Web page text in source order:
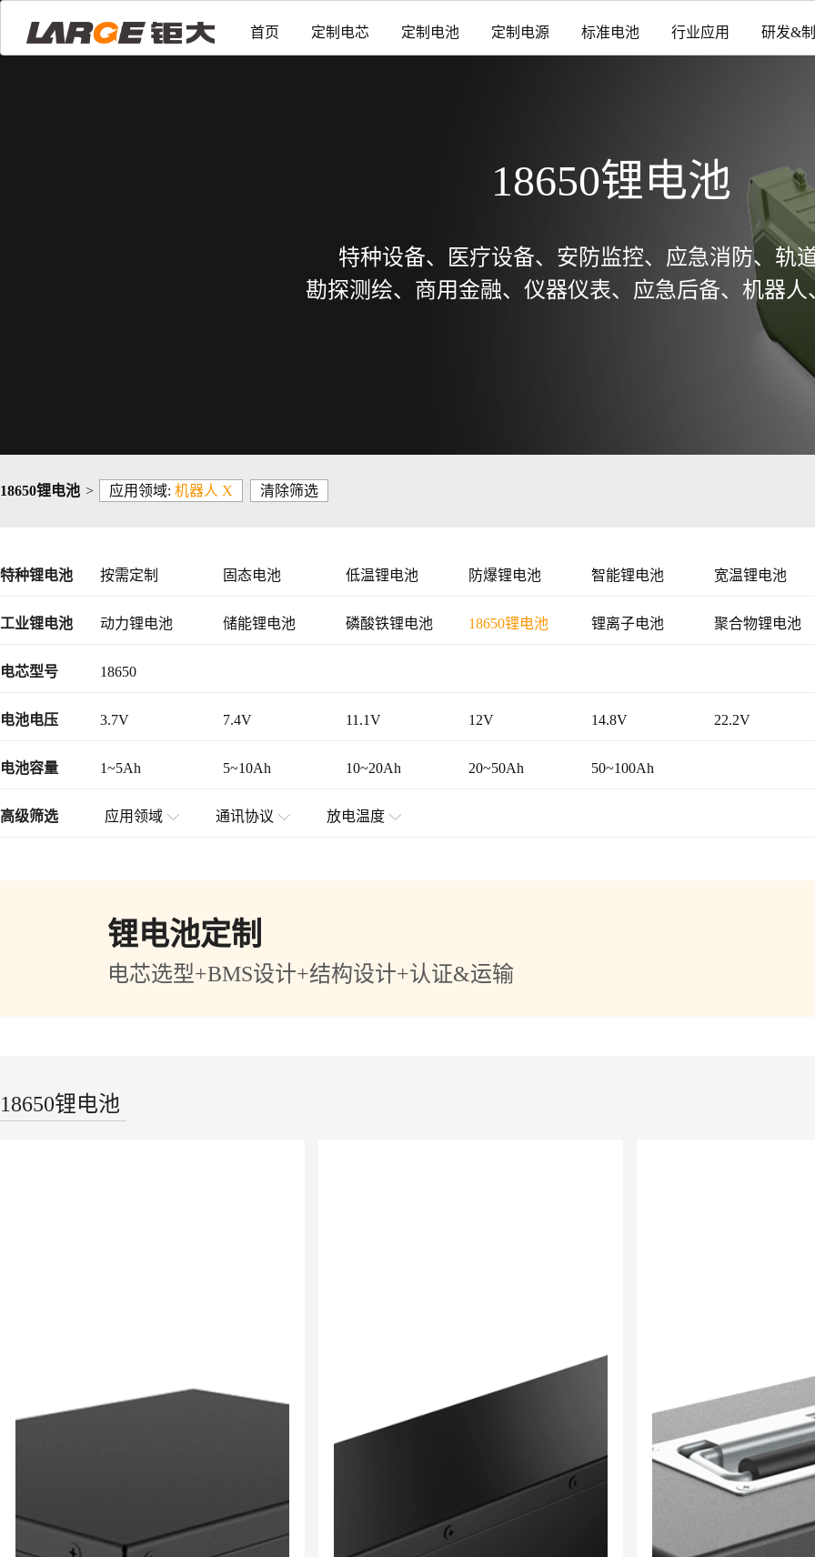
首页 定制电芯 定制电池 定制电源 标准电池 行业应用 研发&
18650锂电池
特种设备、医疗设备、安防监控、应急消防、轨
勘探测绘、商用金融、仪器仪表、应急后备、机器人
18650锂电池 > 应用领域: 机器人 X 清除筛选
特种锂电池 按需定制 固态电池 低温锂电池 防爆锂电池 智能锂电池 宽温锂电池
工业锂电池 动力锂电池 储能锂电池 磷酸铁锂电池 18650锂电池 锂离子电池 聚合物锂电池
48V锂电池
电芯型号 18650
电池电压 3.7V 7.4V 11.1V 12V 14.8V 22.2V
36V 48V
电池容量 1~5Ah 5~10Ah 10~20Ah 20~50Ah 50~100Ah
高级筛选 应用领域 通讯协议 放电温度
锂电池定制
电芯选型+BMS设计+结构设计+认证&运输
18650锂电池